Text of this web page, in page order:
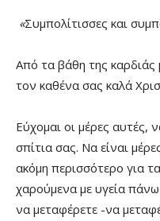
«Συμπολίτισσες και
Από τα βάθη της καρδιάς
τον καθένα σας καλά
Εύχομαι οι μέρες αυτές,
σπίτια σας. Να είναι
ακόμη περισσότερο για
χαρούμενα με υγεία πάνω
να μεταφέρετε -να